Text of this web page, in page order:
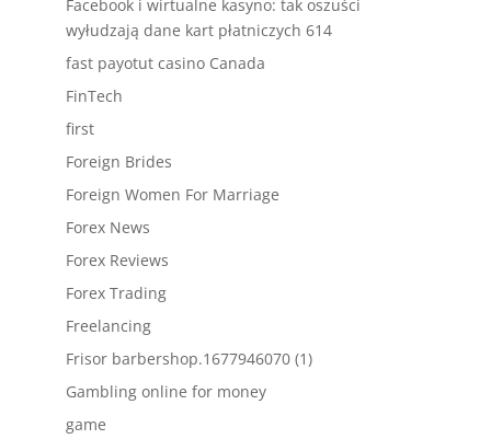
Facebook i wirtualne kasyno: tak oszuści
wyłudzają dane kart płatniczych 614
fast payotut casino Canada
FinTech
first
Foreign Brides
Foreign Women For Marriage
Forex News
Forex Reviews
Forex Trading
Freelancing
Frisor barbershop.1677946070 (1)
Gambling online for money
game